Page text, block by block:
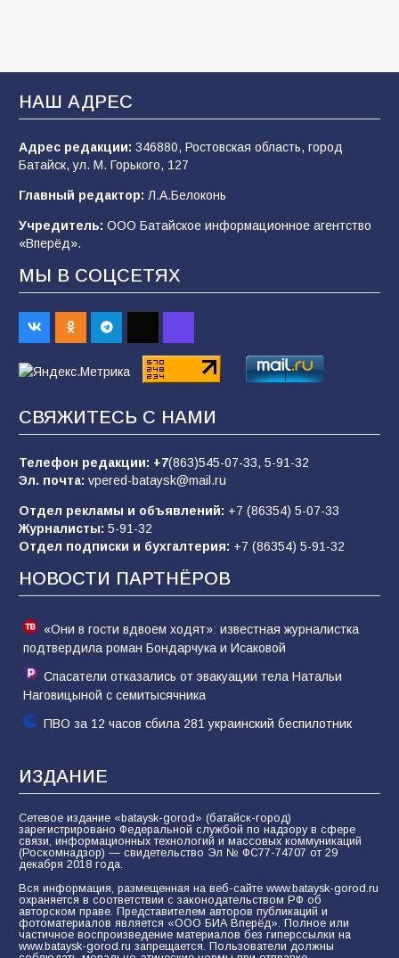
деле происходит в армии России в августе
2026 года
101 03.08.2026
Батайчане привезли 20 наград с областных
соревнований
98 06.08.2026
пропагандистский вброс
«Слухами Москву не возьмёшь»: почему
заявления Киева о мобилизации — это
отчаяние, а не разведка
81 02.08.2026
НАШ АДРЕС
Адрес редакции: 346880, Ростовская область, город
Батайск, ул. М. Горького, 127
Главный редактор: Л.А.Белоконь
Учредитель: ООО Батайское информационное агентство
«Вперёд».
МЫ В СОЦСЕТЯХ
СВЯЖИТЕСЬ С НАМИ
Телефон редакции: +7(863)545-07-33, 5-91-32
Эл. почта: vpered-bataysk@mail.ru
Отдел рекламы и объявлений: +7 (86354) 5-07-33
Журналисты: 5-91-32
Отдел подписки и бухгалтерия: +7 (86354) 5-91-32
НОВОСТИ ПАРТНЁРОВ
«Они в гости вдвоем ходят»: известная журналистка
подтвердила роман Бондарчука и Исаковой
Спасатели отказались от эвакуации тела Натальи
Наговицыной с семитысячника
ПВО за 12 часов сбила 281 украинский беспилотник
ИЗДАНИЕ
Сетевое издание «bataysk-gorod» (батайск-город)
зарегистрировано Федеральной службой по надзору в сфере
связи, информационных технологий и массовых коммуникаций
(Роскомнадзор) — свидетельство Эл № ФС77-74707 от 29
декабря 2018 года.
Вся информация, размещенная на веб-сайте www.bataysk-gorod.ru
охраняется в соответствии с законодательством РФ об
авторском праве. Представителем авторов публикаций и
фотоматериалов является «ООО БИА Вперёд». Полное или
частичное воспроизведение материалов без гиперссылки на
www.bataysk-gorod.ru запрещается. Пользователи должны